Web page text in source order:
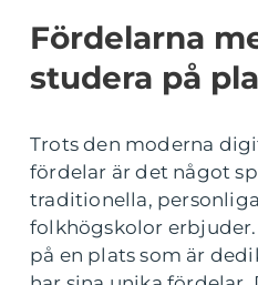
Fördelarna
studera på
Trots den moderna
fördelar är det något
traditionella,
folkhögskolor
på en plats som är